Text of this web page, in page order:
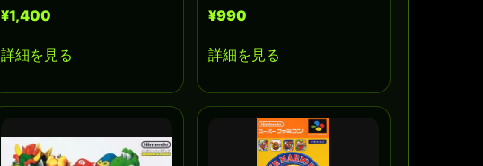
¥1,400
詳細を見る
¥990
詳細を見る